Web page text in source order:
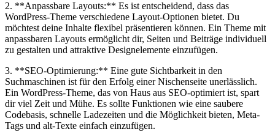
2. **Anpassbare Layouts:** Es ist entscheidend, dass das
WordPress-Theme‍ verschiedene ⁢Layout-Optionen bietet. Du
möchtest deine Inhalte flexibel präsentieren können. Ein Theme mit
anpassbaren Layouts ermöglicht dir, Seiten und‌ Beiträge individuell
zu gestalten und attraktive Designelemente einzufügen.
3. **SEO-Optimierung:** Eine gute Sichtbarkeit in den
Suchmaschinen ist für den Erfolg einer Nischenseite unerlässlich.
Ein WordPress-Theme, das von ⁤Haus aus SEO-optimiert ist, spart
dir ⁢viel Zeit⁣ und Mühe.⁢ Es sollte Funktionen ⁤wie‌ eine saubere
Codebasis, schnelle Ladezeiten und die Möglichkeit bieten, Meta-
Tags und alt-Texte einfach einzufügen.